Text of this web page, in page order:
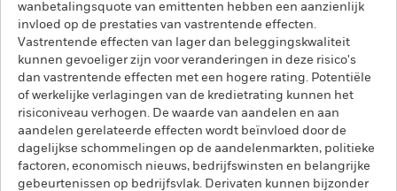
wanbetalingsquote van emittenten hebben een aanzienlijk
invloed op de prestaties van vastrentende effecten.
Vastrentende effecten van lager dan beleggingskwaliteit
kunnen gevoeliger zijn voor veranderingen in deze risico's
dan vastrentende effecten met een hogere rating. Potentiële
of werkelijke verlagingen van de kredietrating kunnen het
risiconiveau verhogen. De waarde van aandelen en aan
aandelen gerelateerde effecten wordt beïnvloed door de
dagelijkse schommelingen op de aandelenmarkten, politieke
factoren, economisch nieuws, bedrijfswinsten en belangrijke
gebeurtenissen op bedrijfsvlak. Derivaten kunnen bijzonder